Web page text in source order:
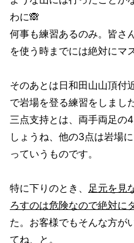
わに🙈
何事も練習あるのみ。皆さ
を使う時までには絶対にマ
そのあとは日和田山山頂付
で岩場を登る練習をしました
三点支持とは、両手両足の
しょうね、他の3点は岩場
っていうものです。
特に下りのとき、 足元を見
ろすのは危険なので絶対にダ
た。お客様でもそんな方が
てね、と。